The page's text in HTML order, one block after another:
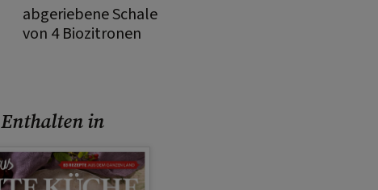
abgeriebene Schale
von 4 Biozitronen
Enthalten in